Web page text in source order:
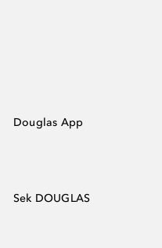
Douglas App
Sek DOUGLAS